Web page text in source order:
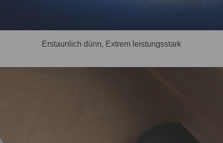
Erstaunlich dünn, Extrem leistungsstark